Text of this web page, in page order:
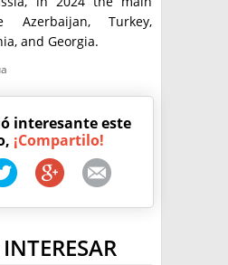
Azerbaijan, Turkey,
and Georgia.
interesante este
¡Compartilo!